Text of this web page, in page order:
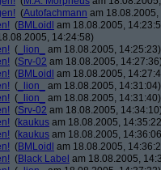
(Autofachmann am
(BMLoidl am 18.08.2005,
14:24:58)
( _lion_
am 18.08.2005, 14:25:23)
(Srv-02 am 18.08.2005,
(BMLoidl am 18.08.2005,
( _lion_
am 18.08.2005, 14:31:04)
( _lion_
am 18.08.2005, 14:31:40)
(Srv-02 am 18.08.2005,
(kaukus am 18.08.2005,
(kaukus am 18.08.2005,
(BMLoidl am 18.08.2005,
(Black Label am 18.08.2005,